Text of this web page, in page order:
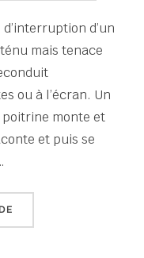
d’un
mais tenace
ou à l’écran. Un
monte et
et puis se
« TERRAIN FRAGILE